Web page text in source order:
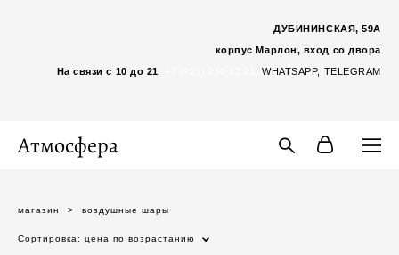
ДУБИНИНСКАЯ, 59А
корпус Марлон, вход со двора
На связи с 10 до 21
+7 (925) 250 12 21,WHATSAPP, TELEGRAM
Атмосфера
магазин > воздушные шары
Сортировка: цена по возрастанию